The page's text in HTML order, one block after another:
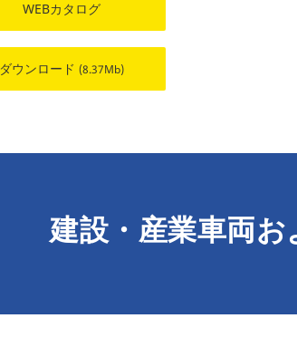
WEBカタログ
ダウンロード(8.37Mb)
建設・産業車両